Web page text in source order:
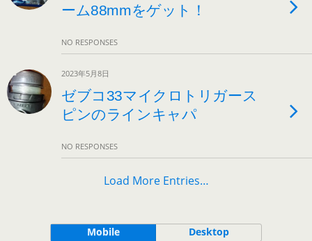
ーム88mmをゲット！
NO RESPONSES
2023年5月8日
ゼブコ33マイクロトリガース
ピンのラインキャパ
NO RESPONSES
Load More Entries…
Mobile Desktop